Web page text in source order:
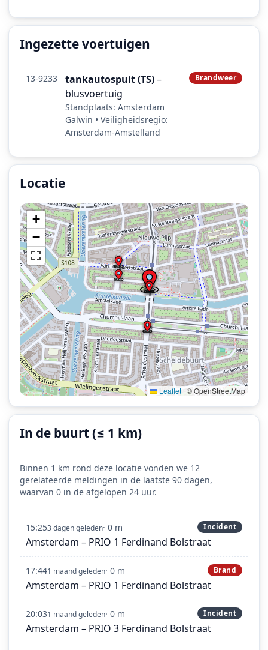
Ingezette voertuigen
13-9233 tankautospuit (TS)–
blusvoertuig
Standplaats: Amsterdam
Galwin • Veiligheidsregio:
Amsterdam-Amstelland
Brandweer
Locatie
+
−
Leaflet | © OpenStreetMap
Locatie van het incident: Ferdinand Bolstraat,
In de buurt (≤ 1 km)
Binnen 1 km rond deze locatie vonden we 12
gerelateerde meldingen in de laatste 90 dagen,
waarvan 0 in de afgelopen 24 uur.
15:253 dagen geleden· 0 m Incident
Amsterdam – PRIO 1 Ferdinand Bolstraat
17:441 maand geleden· 0 m Brand
Amsterdam – PRIO 1 Ferdinand Bolstraat
20:031 maand geleden· 0 m Incident
Amsterdam – PRIO 3 Ferdinand Bolstraat